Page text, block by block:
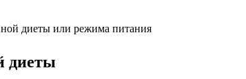
диеты или режима питания
диеты